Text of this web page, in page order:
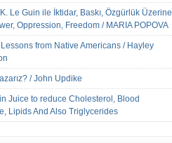
Le Guin ile İktidar, Baskı, Özgürlük Üzerine
Oppression, Freedom / MARIA POPOVA
from Native Americans / Hayley
/ John Updike
Juice to reduce Cholesterol, Blood
Lipids And Also Triglycerides